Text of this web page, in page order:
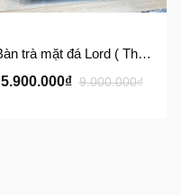
Bàn trà mặt đá Lord ( Thân gỗ)
5.900.000₫9.000.000₫